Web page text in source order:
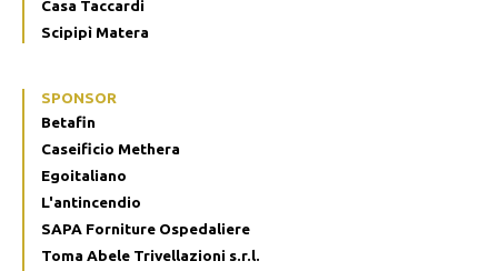
Casa Taccardi
Scipipì Matera
SPONSOR
Betafin
Caseificio Methera
Egoitaliano
L'antincendio
SAPA Forniture Ospedaliere
Toma Abele Trivellazioni s.r.l.